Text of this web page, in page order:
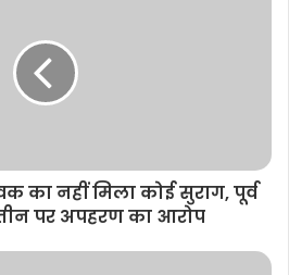
का नहीं मिला कोई सुराग, पूर्व
पर अपहरण का आरोप